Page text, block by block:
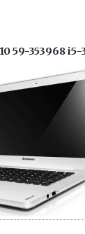
59-353968 i5-